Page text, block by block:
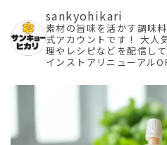
sankyohikari
素材の旨味を活かす調味
式アカウントです！ 大人
理やレシピなどを配信して
インストアリニューアル